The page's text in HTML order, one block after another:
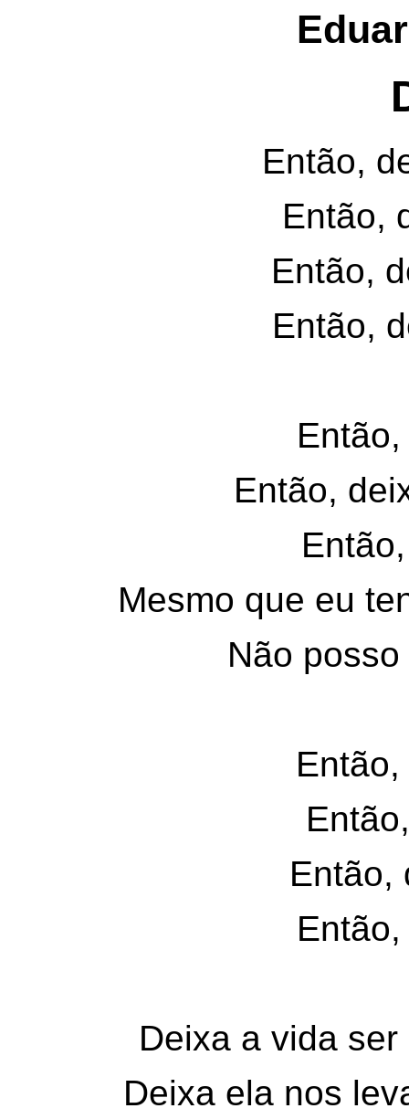
Então,
Então,
Então,
Então,
Então,
Mesmo que eu
Não
Então,
Deixa a vida
Deixa ela nos